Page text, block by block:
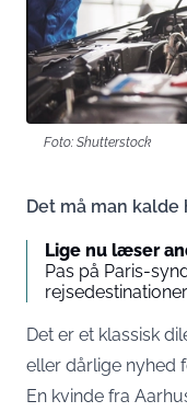
Foto: Shutterstock
Det må man
Lige nu læser
Pas på Paris-
rejsedestinationer
Det er et klassisk
eller dårlige nyhed
En kvinde fra